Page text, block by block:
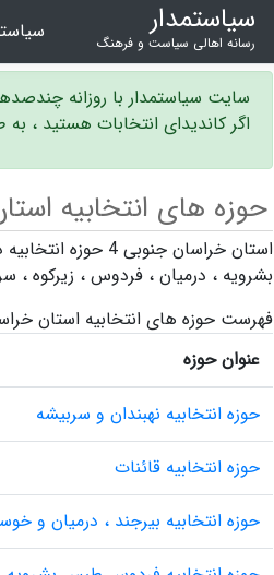
سیاستمدار
رسانه اهالی سیاست و فرهنگ
سایت سیاستمدار با روزانه
اگر کاندیدای انتخابات هستید ،
حوزه های انتخابیه
استان خراسان جنوبی 4 حوزه انتخابیه دارد. این استان شامل شهرستان های
بشرویه ، درمیان ، فردوس ، زیرکوه ،
فهرست حوزه های انتخابیه استان
عنوان حوزه
حوزه انتخابیه نهبندان و سربیشه
حوزه انتخابیه قائنات
حوزه انتخابیه بیرجند ، درمیان و